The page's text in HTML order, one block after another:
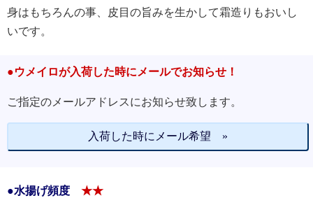
身はもちろんの事、皮目の旨みを生かして霜造りもおいし
いです。
●ウメイロが入荷した時にメールでお知らせ！
ご指定のメールアドレスにお知らせ致します。
入荷した時にメール希望 »
●水揚げ頻度
★★